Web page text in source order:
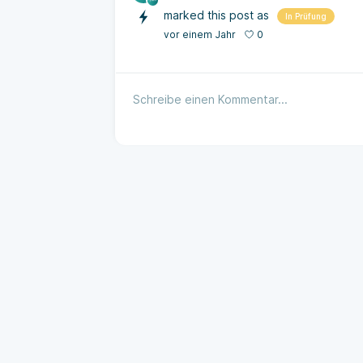
marked this post as In Prüfung
vor einem Jahr 0